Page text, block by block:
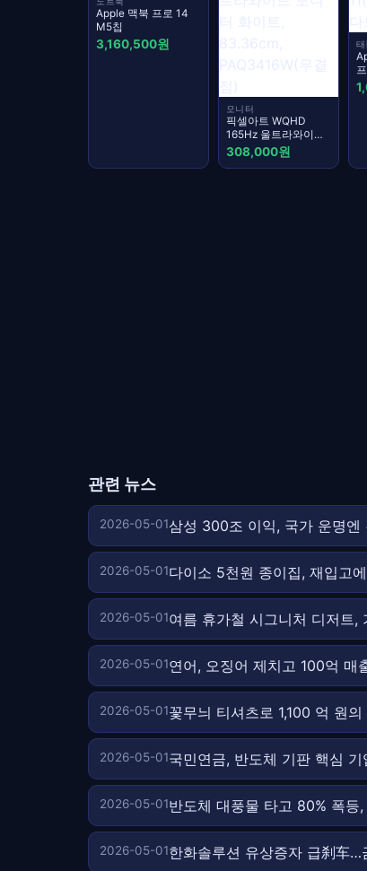
Apple 맥북 프로 14
M5칩
3,160,500원
모니터
픽셀아트 WQHD
165Hz 울트라와이드
모니터 화이트,
83.36cm,
308,000원
태
관련 뉴스
2026-05-01삼성 300조 이익, 국가 운명엔
2026-05-01다이소 5천원 종이집, 재입고
2026-05-01여름 휴가철 시그니처 디저트,
2026-05-01연어, 오징어 제치고 100억 매
2026-05-01꽃무늬 티셔츠로 1,100 억 원
2026-05-01국민연금, 반도체 기판 핵심
2026-05-01반도체 대풍물 타고 80% 폭등
2026-05-01한화솔루션 유상증자 급刹车